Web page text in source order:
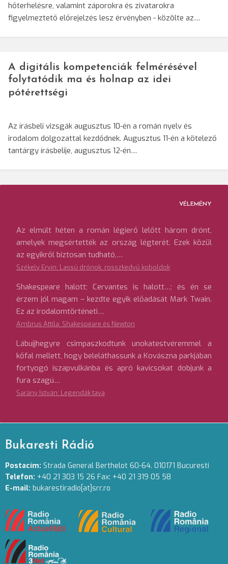
hőterhelésre, valamint záporokra és zivatarokra
figyelmeztető előrejelzés lesz érvényben - közölte az…
A digitális kompetenciák felmérésével
folytatódik ma és holnap az idei
pótérettségi
Az írásbeli vizsgák augusztus 10-én a román nyelv és
irodalom dolgozattal kezdődnek. Augusztus 11-én a kötelező
tantárgy írásbelije, augusztus 12-én…
VÉLEMÉNY
Az elmúlt héten a román légierő lelőtt három drónt,
amelyek megsértették az ország légterét. Ezek közül
az egyikről biztosan tudható,…
Székely Ervin: Lassú drónok, rosszkedvű koboldok
Shakespeare halott; Cervantes is halott…; és én se
érzem jól magam – kezdte egyik előadását Mark Twain.
Ez az irodalomtörténeti…
Ambrus Attila: Shakespeare és Newton
Lábujjhegyre csimpaszkodtunk unokatestvéremmel a
kőfal mellett, hogy beleláthassunk a Kovászna parkjában
fortyogó iszapvulkánba és apró kavicsokat dobjunk a
fura szagú…
Sarány István: Legendák tava
Bukaresti Rádió
Postacím: Strada General Berthelot 60-64. 010171 Bucuresti
Telefon: +40 21 303 15 26 Fax: +40 21 319 05 58
E-mail: bukarestiradio[at]srr.ro